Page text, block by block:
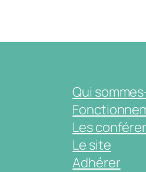
Qui
Les
Le site
Adhérer